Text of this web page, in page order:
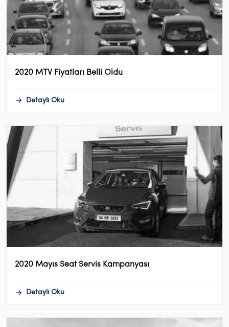
2020 MTV Fiyatları Belli Oldu
Detaylı Oku
2020 Mayıs Seat Servis Kampanyası
Detaylı Oku